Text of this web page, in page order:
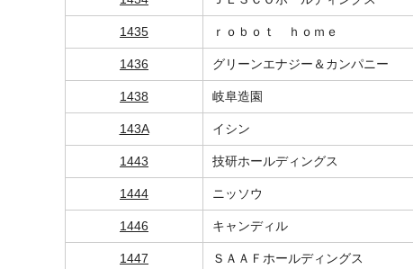
1435 ｒｏｂｏｔ ｈｏｍｅ
1436 グリーンエナジー＆カンパニー
1438 岐阜造園
143A イシン
1443 技研ホールディングス
1444 ニッソウ
1446 キャンディル
1447 ＳＡＡＦホールディングス